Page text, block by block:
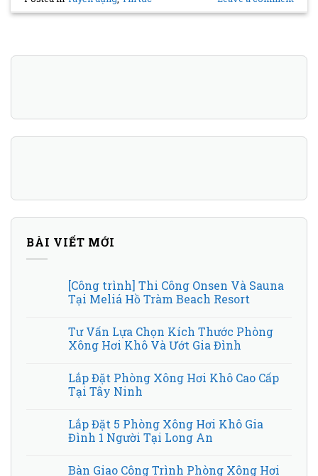
BÀI VIẾT MỚI
[Công trình] Thi Công Onsen Và Sauna
Tại Meliá Hồ Tràm Beach Resort
Tư Vấn Lựa Chọn Kích Thước Phòng
Xông Hơi Khô Và Ướt Gia Đình
Lắp Đặt Phòng Xông Hơi Khô Cao Cấp
Tại Tây Ninh
Lắp Đặt 5 Phòng Xông Hơi Khô Gia
Đình 1 Người Tại Long An
Bàn Giao Công Trình Phòng Xông Hơi